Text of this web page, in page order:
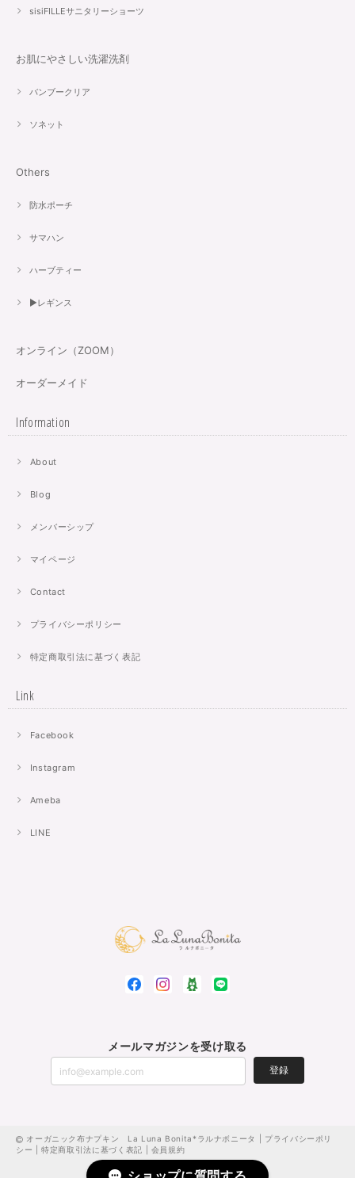
sisiFILLEサニタリーショーツ
お肌にやさしい洗濯洗剤
バンブークリア
ソネット
Others
防水ポーチ
サマハン
ハーブティー
▶︎レギンス
オンライン（ZOOM）
オーダーメイド
Information
About
Blog
メンバーシップ
マイページ
Contact
プライバシーポリシー
特定商取引法に基づく表記
Link
Facebook
Instagram
Ameba
LINE
メールマガジンを受け取る
登録
オーガニック布ナプキン La Luna Bonita*ラルナボニータ | プライバシーポリ
シー
|特定商取引法に基づく表記 会員規約